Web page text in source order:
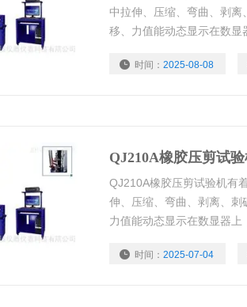
中拉伸、压缩、弯曲、剥
移、力值能动态显示在数
型封板及高级烤漆处理，
时间： 2025-08-08
QJ210A橡胶压剪试
QJ210A橡胶压剪试验机有
伸、压缩、弯曲、剥离、刺
力值能动态显示在数显器
及高级烤漆处理，更显美观
时间： 2025-07-04